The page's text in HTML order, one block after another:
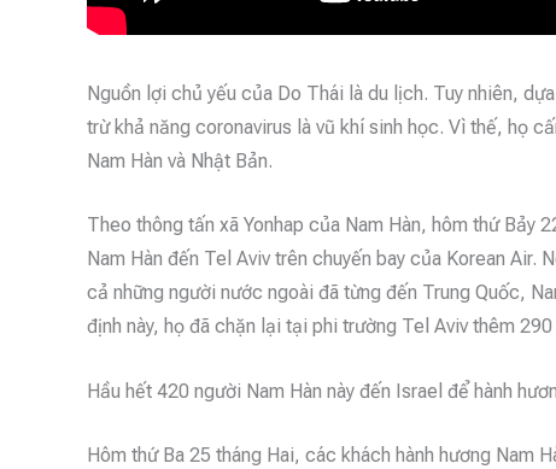
Nguồn lợi chủ yếu của Do Thái là du lịch. Tuy nhiên,
trừ khả năng coronavirus là vũ khí sinh học. Vì thế, họ
Nam Hàn và Nhật Bản.
Theo thông tấn xã Yonhap của Nam Hàn, hôm thứ Bảy
Nam Hàn đến Tel Aviv trên chuyến bay của Korean
cả những người nước ngoài đã từng đến Trung Quốc,
định này, họ đã chặn lại tại phi trường Tel Aviv thêm
Hầu hết 420 người Nam Hàn này đến Israel để hành
Hôm thứ Ba 25 tháng Hai, các khách hành hương Nam